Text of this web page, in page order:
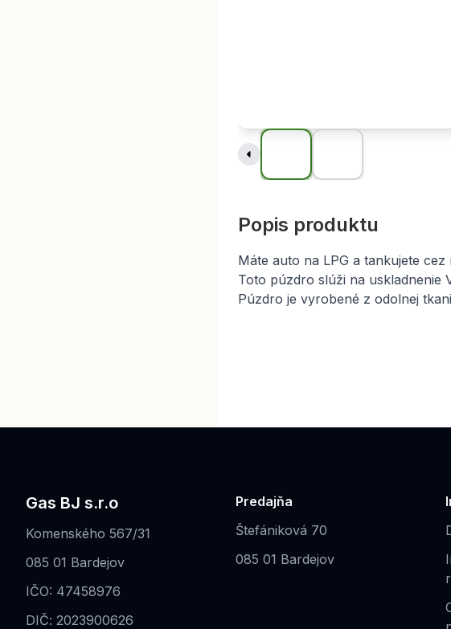
Popis produktu
Máte auto na LPG a tankujete cez
Toto púzdro slúži na uskladnenie
Púzdro je vyrobené z odolnej
Gas BJ s.r.o
Komenského 567/31
085 01 Bardejov
IČO: 47458976
DIČ: 2023900626
Predajňa
Štefániková 70
085 01 Bardejov